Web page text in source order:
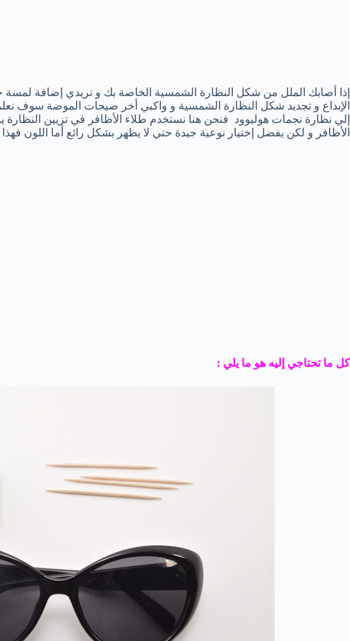
إذا أصابك الملل من شكل النظارة الشمسية الخاصة بك و تريدي إضافة لمسة
الإبداع و تجديد شكل النظارة الشمسية و واكبي أخر صيحات الموضة سوف
إلي نظارة نجمات هوليوود فنحن هنا نستخدم طلاء الأظافر في تزيين النظارة
الأظافر و لكن يفضل إختيار نوعية جيدة حتي لا يظهر بشكل رائع أما اللون
كل ما تحتاجي إليه هو ما يلي :